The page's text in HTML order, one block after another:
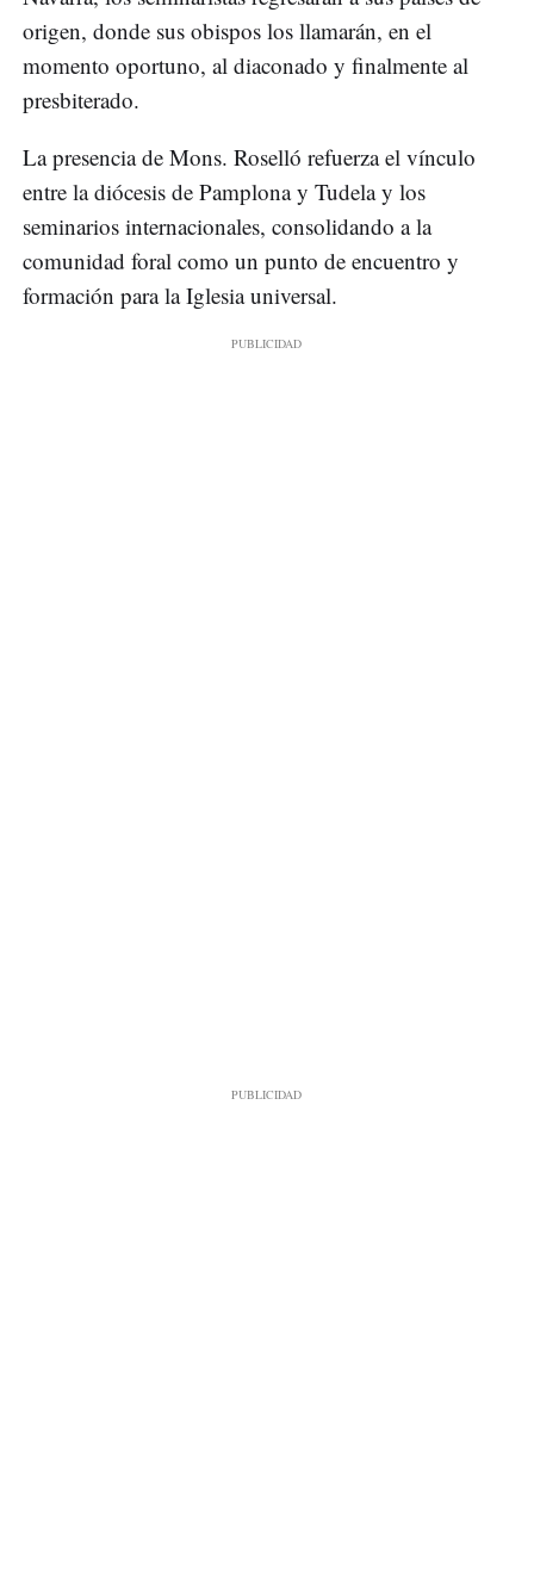
origen, donde sus obispos los llamarán, en el
momento oportuno, al diaconado y finalmente al
presbiterado.
La presencia de Mons. Roselló refuerza el vínculo
entre la diócesis de Pamplona y Tudela y los
seminarios internacionales, consolidando a la
comunidad foral como un punto de encuentro y
formación para la Iglesia universal.